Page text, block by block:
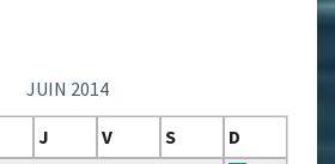
JUIN 2014
J V S D